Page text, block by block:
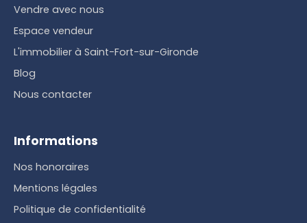
Vendre avec nous
Espace vendeur
L'immobilier à Saint-Fort-sur-Gironde
Blog
Nous contacter
Informations
Nos honoraires
Mentions légales
Politique de confidentialité